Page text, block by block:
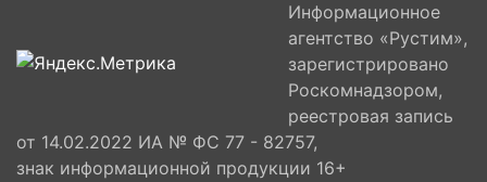
Информационное
агентство «Рустим»,
зарегистрировано
Роскомнадзором,
реестровая запись
от 14.02.2022 ИА № ФС 77 - 82757,
знак информационной продукции 16+